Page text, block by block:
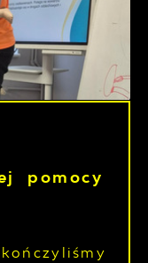
pomocy